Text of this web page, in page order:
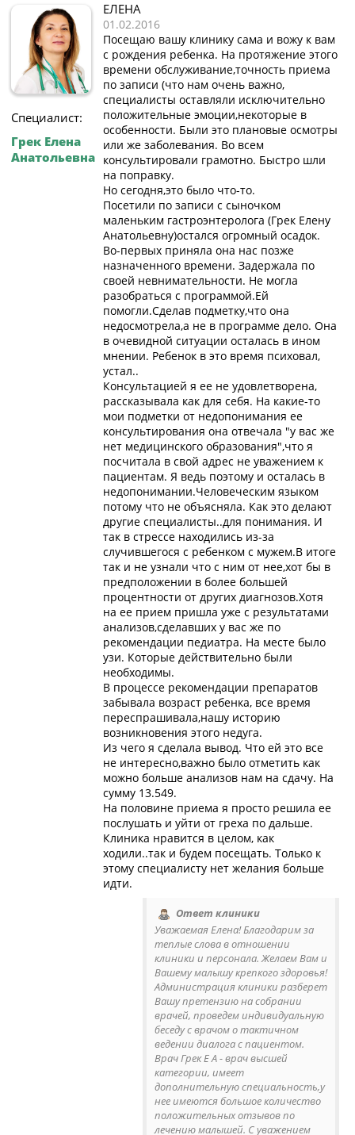
Специалист:
Грек Елена
Анатольевна
ЕЛЕНА
01.02.2016
Посещаю вашу клинику сама и вожу к вам
с рождения ребенка. На протяжение этого
времени обслуживание,точность приема
по записи (что нам очень важно,
специалисты оставляли исключительно
положительные эмоции,некоторые в
особенности. Были это плановые осмотры
или же заболевания. Во всем
консультировали грамотно. Быстро шли
на поправку.
Но сегодня,это было что-то.
Посетили по записи с сыночком
маленьким гастроэнтеролога (Грек Елену
Анатольевну)остался огромный осадок.
Во-первых приняла она нас позже
назначенного времени. Задержала по
своей невнимательности. Не могла
разобраться с программой.Ей
помогли.Сделав подметку,что она
недосмотрела,а не в программе дело. Она
в очевидной ситуации осталась в ином
мнении. Ребенок в это время психовал,
устал..
Консультацией я ее не удовлетворена,
рассказывала как для себя. На какие-то
мои подметки от недопонимания ее
консультирования она отвечала "у вас же
нет медицинского образования",что я
посчитала в свой адрес не уважением к
пациентам. Я ведь поэтому и осталась в
недопонимании.Человеческим языком
потому что не объясняла. Как это делают
другие специалисты..для понимания. И
так в стрессе находились из-за
случившегося с ребенком с мужем.В итоге
так и не узнали что с ним от нее,хот бы в
предположении в более большей
процентности от других диагнозов.Хотя
на ее прием пришла уже с результатами
анализов,сделавших у вас же по
рекомендации педиатра. На месте было
узи. Которые действительно были
необходимы.
В процессе рекомендации препаратов
забывала возраст ребенка, все время
переспрашивала,нашу историю
возникновения этого недуга.
Из чего я сделала вывод. Что ей это все
не интересно,важно было отметить как
можно больше анализов нам на сдачу. На
сумму 13.549.
На половине приема я просто решила ее
послушать и уйти от греха по дальше.
Клиника нравится в целом, как
ходили..так и будем посещать. Только к
этому специалисту нет желания больше
идти.
Ответ клиники
Уважаемая Елена! Благодарим за
теплые слова в отношении
клиники и персонала. Желаем Вам и
Вашему малышу крепкого здоровья!
Администрация клиники разберет
Вашу претензию на собрании
врачей, проведем индивидуальную
беседу с врачом о тактичном
ведении диалога с пациентом.
Врач Грек Е А - врач высшей
категории, имеет
дополнительную специальность,у
нее имеются большое количество
положительных отзывов по
лечению малышей. С уважением